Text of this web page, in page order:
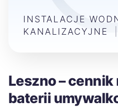
Leszno –
baterii
INSTALACJE
KANALIZACYJNE